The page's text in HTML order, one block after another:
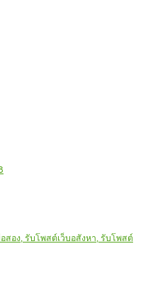
อง, รับโพสต์เว็บอสังหา, รับโพสต์